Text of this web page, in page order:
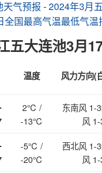
天气预报 -2024年3月
全国最高气温最低气温
五大连池3月
温度 风力方向(
2℃ /
-13℃
东南风 1-
风
-5℃ /
-20℃
西北风 1-
风